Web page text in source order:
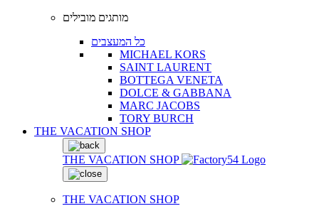
מותגים מובילים
כל המעצבים
MICHAEL KORS
SAINT LAURENT
BOTTEGA VENETA
DOLCE & GABBANA
MARC JACOBS
TORY BURCH
THE VACATION SHOP
THE VACATION SHOP
THE VACATION SHOP